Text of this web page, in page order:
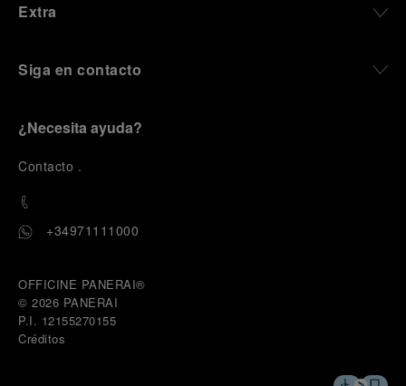
Extra
Siga en contacto
¿Necesita ayuda?
Contacto .
+34971111000
OFFICINE PANERAI®
© 2026 PANERAI
P.I. 12155270155
Créditos